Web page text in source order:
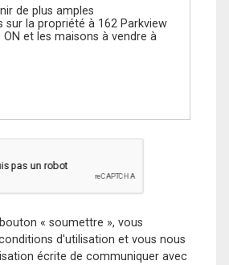
« soumettre », vous
d'utilisation et vous nous
écrite de communiquer avec